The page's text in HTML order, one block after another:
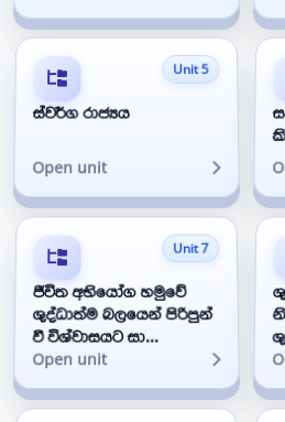
Unit 5
ස්වර්ග රාජ්‍යය
Open unit
Unit 7
ජීවිත අභියෝග හමුවේ
ශුද්ධාත්ම බලයෙන් පිරිපුන්
වී විශ්වාසයට සා...
Open unit